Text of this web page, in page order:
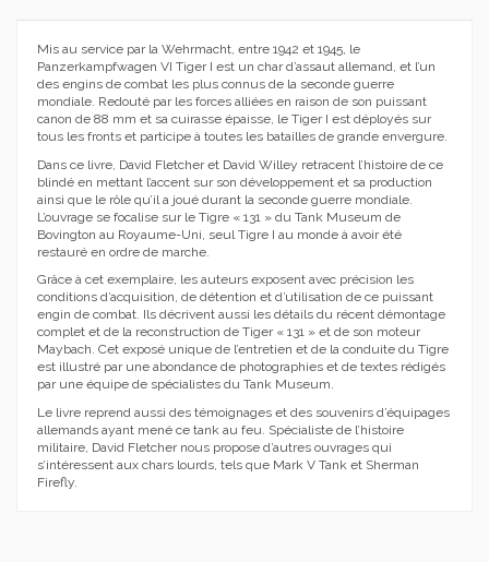
Mis au service par la Wehrmacht, entre 1942 et 1945, le
Panzerkampfwagen VI Tiger I est un char d’assaut allemand, et l’un
des engins de combat les plus connus de la seconde guerre
mondiale. Redouté par les forces alliées en raison de son puissant
canon de 88 mm et sa cuirasse épaisse, le Tiger I est déployés sur
tous les fronts et participe à toutes les batailles de grande envergure.
Dans ce livre, David Fletcher et David Willey retracent l’histoire de ce
blindé en mettant l’accent sur son développement et sa production
ainsi que le rôle qu’il a joué durant la seconde guerre mondiale.
L’ouvrage se focalise sur le Tigre « 131 » du Tank Museum de
Bovington au Royaume-Uni, seul Tigre I au monde à avoir été
restauré en ordre de marche.
Grâce à cet exemplaire, les auteurs exposent avec précision les
conditions d’acquisition, de détention et d’utilisation de ce puissant
engin de combat. Ils décrivent aussi les détails du récent démontage
complet et de la reconstruction de Tiger « 131 » et de son moteur
Maybach. Cet exposé unique de l’entretien et de la conduite du Tigre
est illustré par une abondance de photographies et de textes rédigés
par une équipe de spécialistes du Tank Museum.
Le livre reprend aussi des témoignages et des souvenirs d’équipages
allemands ayant mené ce tank au feu. Spécialiste de l’histoire
militaire, David Fletcher nous propose d’autres ouvrages qui
s’intéressent aux chars lourds, tels que Mark V Tank et Sherman
Firefly.